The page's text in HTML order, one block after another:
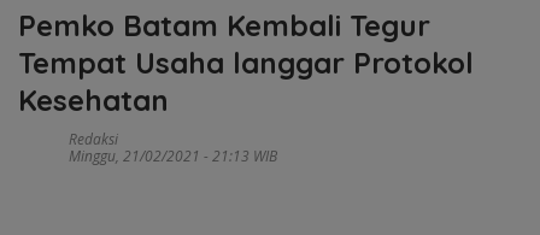
Pemko Batam Kembali Tegur
Tempat Usaha langgar Protokol
Kesehatan
Redaksi
Minggu, 21/02/2021 - 21:13 WIB